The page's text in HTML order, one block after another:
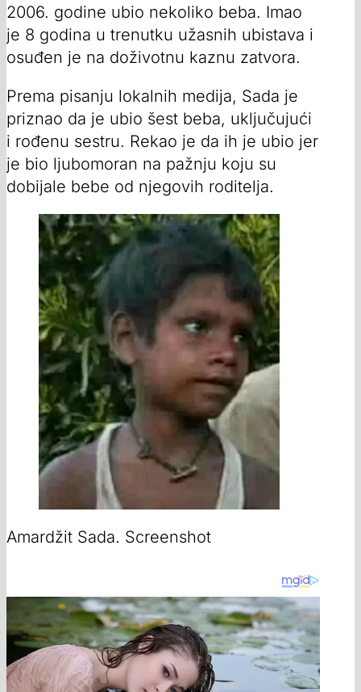
2006. godine ubio nekoliko beba. Imao
je 8 godina u trenutku užasnih ubistava i
osuđen je na doživotnu kaznu zatvora.
Prema pisanju lokalnih medija, Sada je
priznao da je ubio šest beba, uključujući
i rođenu sestru. Rekao je da ih je ubio jer
je bio ljubomoran na pažnju koju su
dobijale bebe od njegovih roditelja.
Amardžit Sada. Screenshot